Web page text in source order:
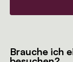
Brauche ich